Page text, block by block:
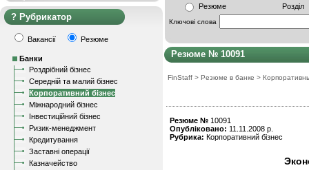
Рубрикатор
Вакансії Резюме
Банки
Роздрібний бізнес
Середній та малий бізнес
Корпоративний бізнес
Міжнародний бізнес
Інвестиційний бізнес
Ризик-менеджмент
Кредитування
Заставні операції
Казначейство
Резюме
Розділ
Ключові слова
Резюме № 10091
FinStaff > Резюме в банке >
Резюме № 10091
Опубліковано: 11.11.2008 р.
Рубрика: Корпоративний бізнес